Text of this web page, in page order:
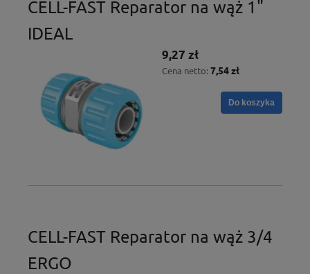
CELL-FAST Reparator na wąż 1"
IDEAL
9,27 zł
Cena netto: 7,54 zł
Do koszyka
CELL-FAST Reparator na wąż 3/4
ERGO